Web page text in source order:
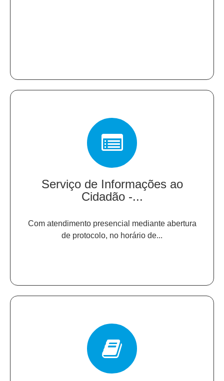
Serviço de Informações ao
Cidadão -...
Com atendimento presencial mediante abertura
de protocolo, no horário de...